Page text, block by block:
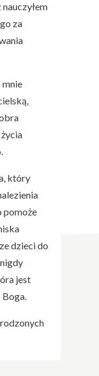
za
który
pomoże
dzieci do
jest
Boga.